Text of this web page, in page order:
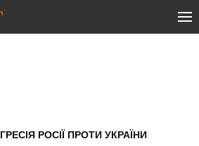
РОСІЇ ПРОТИ УКРАЇНИ